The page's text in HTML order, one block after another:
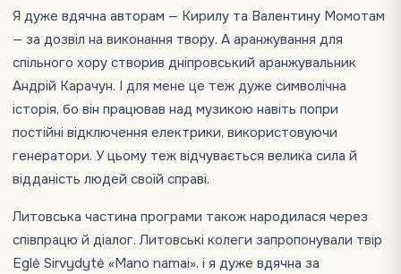
Я дуже вдячна авторам — Кирилу та Валентину Момотам
— за дозвіл на виконання твору. А аранжування для
спільного хору створив дніпровський аранжувальник
Андрій Карачун. І для мене це теж дуже символічна
історія, бо він працював над музикою навіть попри
постійні відключення електрики, використовуючи
генератори. У цьому теж відчувається велика сила й
відданість людей своїй справі.
Литовська частина програми також народилася через
співпрацю й діалог. Литовські колеги запропонували твір
Eglė Sirvydytė «Mano namai», і я дуже вдячна за